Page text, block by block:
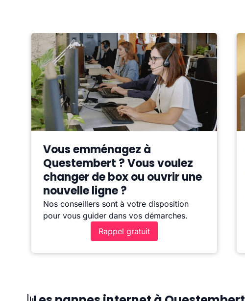
Vous emménagez à
Questembert ? Vous voulez
changer de box ou ouvrir une
nouvelle ligne ?
Nos conseillers sont à votre disposition
pour vous guider dans vos démarches.
Rappel gratuit